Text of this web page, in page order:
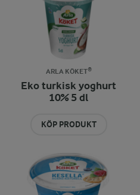
ARLA KÖKET®
Eko turkisk yoghurt
10% 5 dl
KÖP PRODUKT